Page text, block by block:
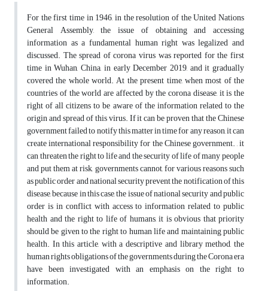
For the first time in 1946, in the resolution of the United Nations
General Assembly, the issue of obtaining and accessing
information as a fundamental human right was legalized and
discussed. The spread of corona virus was reported for the first
time in Wuhan, China, in early December 2019, and it gradually
covered the whole world. At the present time, when most of the
countries of the world are affected by the corona disease, it is the
right of all citizens to be aware of the information related to the
origin and spread of this virus. If it can be proven that the Chinese
government failed to notify this matter in time for any reason, it can
create international responsibility for the Chinese government. , it
can threaten the right to life and the security of life of many people
and put them at risk, governments cannot, for various reasons such
as public order and national security prevent the notification of this
disease, because in this case, the issue of national security and public
order is in conflict with access to information related to public
health and the right to life of humans, it is obvious that priority
should be given to the right to human life and maintaining public
health. In this article, with a descriptive and library method, the
human rights obligations of the governments during the Corona era
have been investigated with an emphasis on the right to
information.